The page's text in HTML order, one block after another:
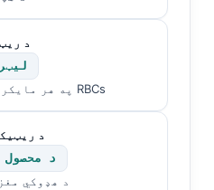
د
۲۵۰۰۰ - ۱۲۵۰۰۰/µلیټر
په هر مایکرو لیټر کې ټول نابالغ RBCs
د
<0.5% د
د هډوکي